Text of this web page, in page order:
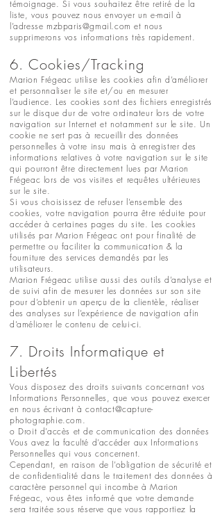
témoignage. Si vous souhaitez être retiré de la
liste, vous pouvez nous envoyer un e-mail à
l’adresse mzbparis@gmail.com et nous
supprimerons vos informations très rapidement.
6. Cookies/Tracking
Marion Frégeac utilise les cookies afin d’améliorer
et personnaliser le site et/ou en mesurer
l’audience. Les cookies sont des fichiers enregistrés
sur le disque dur de votre ordinateur lors de votre
navigation sur Internet et notamment sur le site. Un
cookie ne sert pas à recueillir des données
personnelles à votre insu mais à enregistrer des
informations relatives à votre navigation sur le site
qui pourront être directement lues par Marion
Frégeac lors de vos visites et requêtes ultérieures
sur le site.
Si vous choisissez de refuser l’ensemble des
cookies, votre navigation pourra être réduite pour
accéder à certaines pages du site. Les cookies
utilisés par Marion Frégeac ont pour finalité de
permettre ou faciliter la communication & la
fourniture des services demandés par les
utilisateurs.
Marion Frégeac utilise aussi des outils d’analyse et
de suivi afin de mesurer les données sur son site
pour d’obtenir un aperçu de la clientèle, réaliser
des analyses sur l’expérience de navigation afin
d’améliorer le contenu de celui-ci.
7. Droits Informatique et
Libertés
Vous disposez des droits suivants concernant vos
Informations Personnelles, que vous pouvez exercer
en nous écrivant àcontact@capture-
photographie.com.
o Droit d’accès et de communication des données
Vous avez la faculté d’accéder aux Informations
Personnelles qui vous concernent.
Cependant, en raison de l’obligation de sécurité et
de confidentialité dans le traitement des données à
caractère personnel qui incombe à Marion
Frégeac, vous êtes informé que votre demande
sera traitée sous réserve que vous rapportiez la